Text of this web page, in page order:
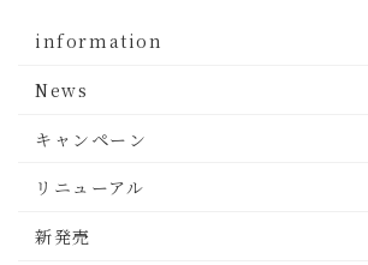
information
News
キャンペーン
リニューアル
新発売